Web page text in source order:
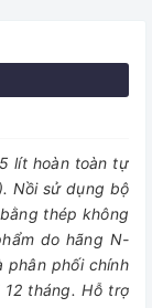
lít hoàn toàn tự
Nồi sử dụng bộ
thép không
do hãng N-
phân phối chính
tháng. Hỗ trợ